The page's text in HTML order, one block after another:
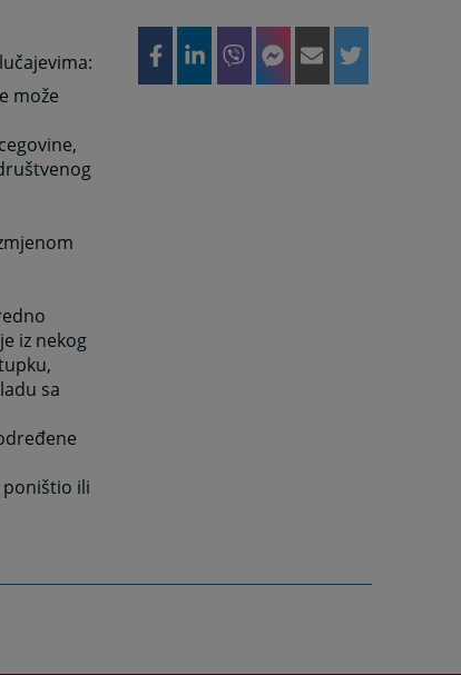
može
iz nekog
sa
poništio ili